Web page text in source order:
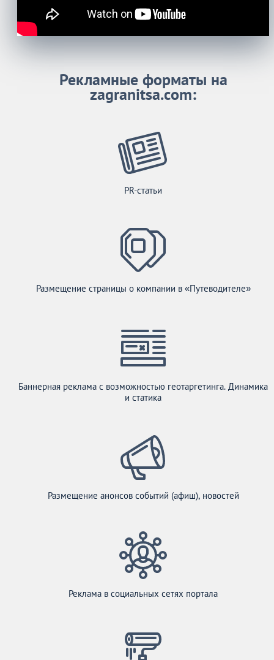
Рекламные форматы на
zagranitsa.com:
PR-статьи
Размещение страницы о компании в «Путеводителе»
Баннерная реклама с возможностью геотаргетинга. Динамика
и статика
Размещение анонсов событий (афиш), новостей
Реклама в социальных сетях портала